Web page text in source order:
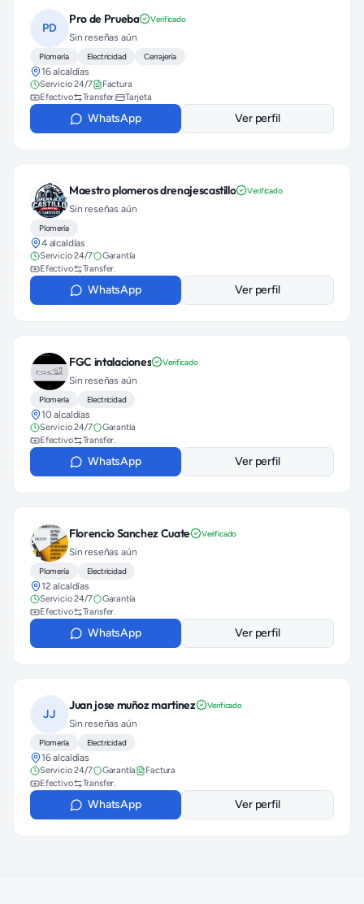
PD
Pro de Prueba Verificado
Sin reseñas aún
Plomería Electricidad Cerrajería
16 alcaldías
Servicio 24/7
Factura
Efectivo
Transfer. Tarjeta
WhatsApp Ver perfil
Maestro plomeros drenajescastillo Verificado
Sin reseñas aún
Plomería
4 alcaldías
Servicio 24/7
Garantía
Efectivo
Transfer.
WhatsApp Ver perfil
FGC intalaciones Verificado
Sin reseñas aún
Plomería Electricidad
10 alcaldías
Servicio 24/7
Garantía
Efectivo
Transfer.
WhatsApp Ver perfil
Florencio Sanchez Cuate Verificado
Sin reseñas aún
Plomería Electricidad
12 alcaldías
Servicio 24/7
Garantía
Efectivo
Transfer.
WhatsApp Ver perfil
JJ
Juan jose muñoz martinez Verificado
Sin reseñas aún
Plomería Electricidad
16 alcaldías
Servicio 24/7 Garantía
Factura
Efectivo
Transfer.
WhatsApp Ver perfil